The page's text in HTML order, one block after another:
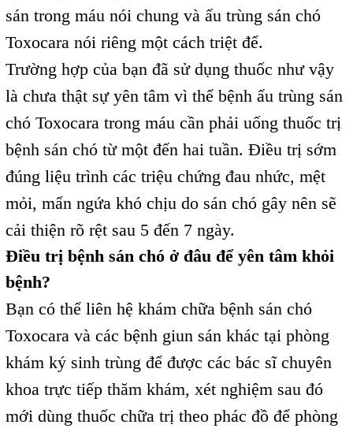
sán trong máu nói chung và ấu trùng sán chó
Toxocara nói riêng một cách triệt để.
Trường hợp của bạn đã sử dụng thuốc như vậy
là chưa thật sự yên tâm vì thể bệnh ấu trùng sán
chó Toxocara trong máu cần phải uống thuốc trị
bệnh sán chó từ một đến hai tuần. Điều trị sớm
đúng liệu trình các triệu chứng đau nhức, mệt
mỏi, mẩn ngứa khó chịu do sán chó gây nên sẽ
cải thiện rõ rệt sau 5 đến 7 ngày.
Điều trị bệnh sán chó ở đâu để yên tâm khỏi
bệnh?
Bạn có thể liên hệ khám chữa bệnh sán chó
Toxocara và các bệnh giun sán khác tại phòng
khám ký sinh trùng để được các bác sĩ chuyên
khoa trực tiếp thăm khám, xét nghiệm sau đó
mới dùng thuốc chữa trị theo phác đồ để phòng